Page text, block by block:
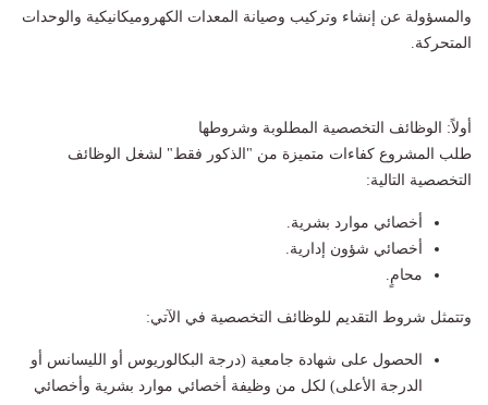
والمسؤولة عن إنشاء وتركيب وصيانة المعدات الكهروميكانيكية والوحدات
المتحركة.
​أولاً: الوظائف التخصصية المطلوبة وشروطها
​طلب المشروع كفاءات متميزة من "الذكور فقط" لشغل الوظائف
التخصصية التالية:
​أخصائي موارد بشرية.
​أخصائي شؤون إدارية.
​محامٍ.
​وتتمثل شروط التقديم للوظائف التخصصية في الآتي:
​الحصول على شهادة جامعية (درجة البكالوريوس أو الليسانس أو
الدرجة الأعلى) لكل من وظيفة أخصائي موارد بشرية وأخصائي